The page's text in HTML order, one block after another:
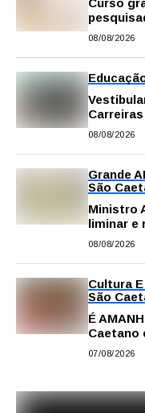
Curso
inscrever
08/08/2026
escolha
08/08/2026
Grande
São
Ministro
liminar e
08/08/2026
Cultura
São
É
Caetano
07/08/2026